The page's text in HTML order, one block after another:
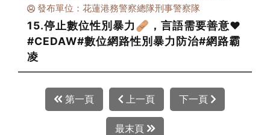
發布單位：花蓮港務警察總隊刑事警察隊
15.停止數位性別暴力🩹，言語需要善意❤️
#CEDAW#數位網路性別暴力防治#網路霸
凌
第一頁 上一頁 下一頁
最末頁